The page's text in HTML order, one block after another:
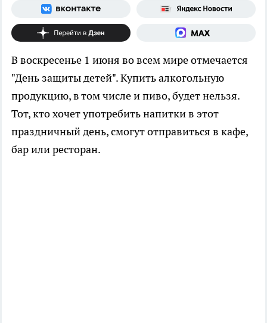
В воскресенье 1 июня во всем мире отмечается
"День защиты детей". Купить алкогольную
продукцию, в том числе и пиво, будет нельзя.
Тот, кто хочет употребить напитки в этот
праздничный день, смогут отправиться в кафе,
бар или ресторан.